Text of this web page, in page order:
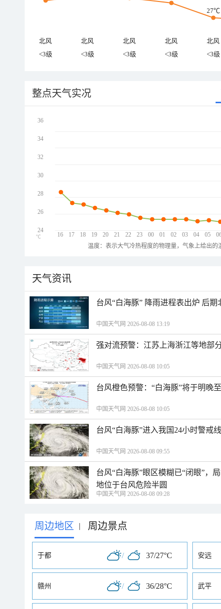
27℃
北风 北风 北风 北风
北风
<3级
<3级 <3级 <3级 <3级
整点天气实况
16 17 18 19 20 21 22 23 00 01 02 03 04 05
36
34
32
30
28
26
24
℃
温度：表示大气冷热程度的物理量，气象上给出
天气资讯
台风“白海豚” 降雨进程表出炉 后
中国天气网 2026-08-08 13:19
强对流预警：江苏上海浙江等地部
中国天气网 2026-08-08 10:05
台风橙色预警：“白海豚”将于明晚
中国天气网 2026-08-08 10:05
台风“白海豚”进入我国24小时警戒
中国天气网 2026-08-08 09:55
台风“白海豚”眼区模糊已“闭眼”，
地位于台风危险半圆
中国天气网 2026-08-08 09:28
周边地区 | 周边景点
于都 / 37/27°C 安远
赣州 / 36/28°C 武平